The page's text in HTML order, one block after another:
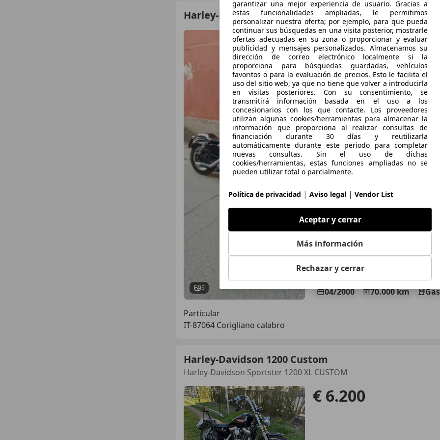
Harley-Davidson 1200 Custom
6
€ 6.000
04/2000 70.000 km
Particular
IT-87064 Corigliano calabro
Harley-Davidson 1200 Custom
Harley-Davidson Sportster 1200 XL CUSTOM
€ 6.200
garantizar una mejor experiencia de usuario. Gracias a
estas funcionalidades ampliadas, le permitimos
personalizar nuestra oferta; por ejemplo, para que pueda
continuar sus búsquedas en una visita posterior, mostrarle
ofertas adecuadas en su zona o proporcionar y evaluar
publicidad y mensajes personalizados. Almacenamos su
dirección de correo electrónico localmente si la
proporciona para búsquedas guardadas, vehículos
favoritos o para la evaluación de precios. Esto le facilita el
uso del sitio web, ya que no tiene que volver a introducirla
en visitas posteriores. Con su consentimiento, se
transmitirá información basada en el uso a los
concesionarios con los que contacte. Los proveedores
utilizan algunas cookies/herramientas para almacenar la
información que proporciona al realizar consultas de
financiación durante 30 días y reutilizarla
automáticamente durante este periodo para completar
nuevas consultas. Sin el uso de dichas
cookies/herramientas, estas funciones ampliadas no se
pueden utilizar total o parcialmente.
Política de privacidad | Aviso legal | Vendor List
Aceptar y cerrar
Más información
Rechazar y cerrar